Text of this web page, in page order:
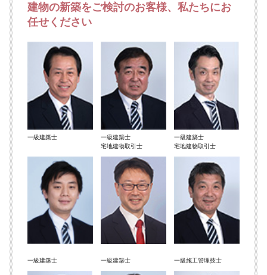
建物の新築をご検討のお客様、私たちにお
任せください
一級建築士
一級建築士
宅地建物取引士
一級建築士
宅地建物取引士
一級建築士 一級建築士 一級施工管理技士